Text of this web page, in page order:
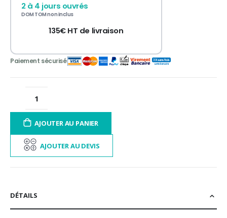
2 à 4 jours ouvrés
DOM TOM non inclus
135€ HT de livraison
AJOUTER AU PANIER
AJOUTER AU DEVIS
DÉTAILS